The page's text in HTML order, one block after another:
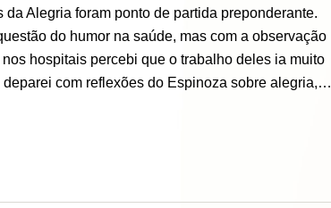
da Alegria foram ponto de partida preponderante.
do humor na saúde, mas com a observação
hospitais percebi que o trabalho deles ia muito
deparei com reflexões do Espinoza sobre alegria,…